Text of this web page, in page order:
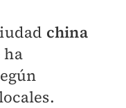
china
ha